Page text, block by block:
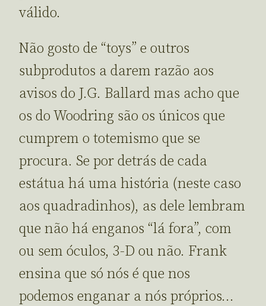
válido.
Não gosto de “toys” e outros
subprodutos a darem razão aos
avisos do J.G. Ballard mas acho que
os do Woodring são os únicos que
cumprem o totemismo que se
procura. Se por detrás de cada
estátua há uma história (neste caso
aos quadradinhos), as dele lembram
que não há enganos “lá fora”, com
ou sem óculos, 3-D ou não. Frank
ensina que só nós é que nos
podemos enganar a nós próprios…